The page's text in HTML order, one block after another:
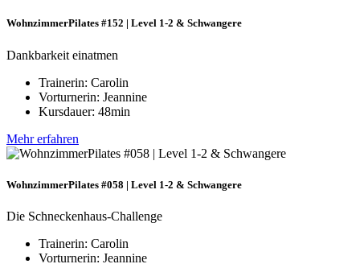
WohnzimmerPilates #152 | Level 1-2 & Schwangere
Dankbarkeit einatmen
Trainerin: Carolin
Vorturnerin: Jeannine
Kursdauer: 48min
Mehr erfahren
WohnzimmerPilates #058 | Level 1-2 & Schwangere
Die Schneckenhaus-Challenge
Trainerin: Carolin
Vorturnerin: Jeannine